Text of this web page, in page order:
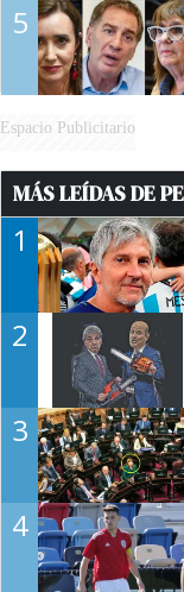
5
Espacio Publicitario
MÁS LEÍDAS DE
1
2
3
4